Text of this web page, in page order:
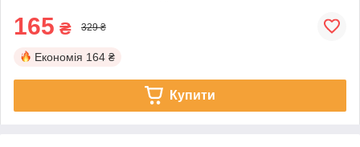
165 ₴ 329 ₴
Економія 164 ₴
Купити